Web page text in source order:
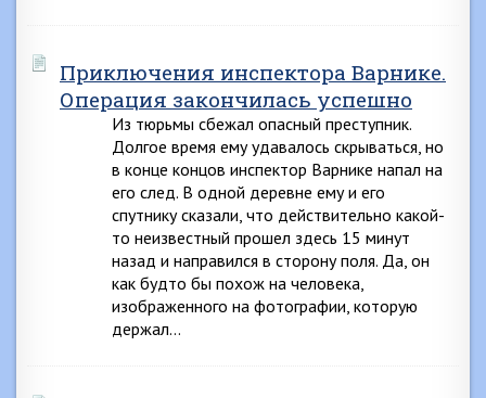
Приключения инспектора Варнике.
Операция закончилась успешно
Из тюрьмы сбежал опасный преступник.
Долгое время ему удавалось скрываться, но
в конце концов инспектор Варнике напал на
его след. В одной деревне ему и его
спутнику сказали, что действительно какой-
то неизвестный прошел здесь 15 минут
назад и направился в сторону поля. Да, он
как будто бы похож на человека,
изображенного на фотографии, которую
держал…